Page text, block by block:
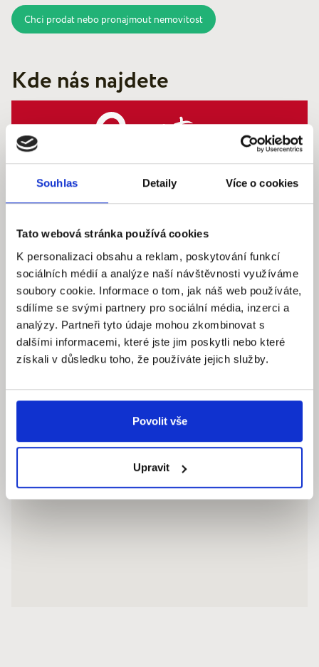
Souhlas Detaily Více o cookies
Tato webová stránka používá cookies
K personalizaci obsahu a reklam, poskytování funkcí
sociálních médií a analýze naší návštěvnosti využíváme
soubory cookie. Informace o tom, jak náš web používáte,
sdílíme se svými partnery pro sociální média, inzerci a
analýzy. Partneři tyto údaje mohou zkombinovat s
dalšími informacemi, které jste jim poskytli nebo které
získali v důsledku toho, že používáte jejich služby.
Povolit vše
Upravit
Chci prodat nebo pronajmout nemovitost
Kde nás najdete
Quantum reality, spol. s r.o.
Šafaříkova 201/17
IČ: 290‍ 32‍ 792
Pracovní dny: 9.00 – 18.00 hod
info@quantumreality.cz
+420 730 154 732/+420 273 134 681